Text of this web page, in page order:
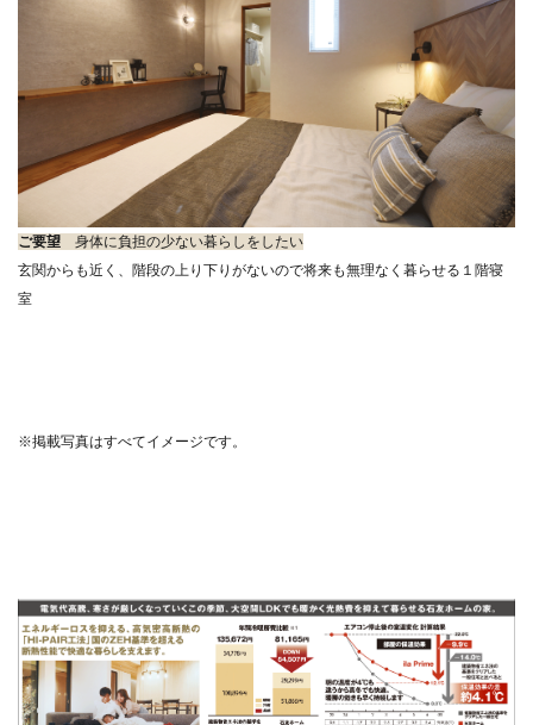
ご要望 身体に負担の少ない暮らしをしたい
玄関からも近く、階段の上り下りがないので将来も無理なく暮らせる１階寝
室
※掲載写真はすべてイメージです。